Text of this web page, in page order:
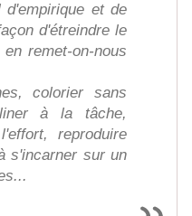
et de
d'étreindre le
remet-on-nous
colorier sans
à la tâche,
reproduire
s'incarner sur un